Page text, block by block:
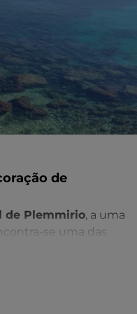
de
de Plemmirio, a uma
se uma das
É a praia do